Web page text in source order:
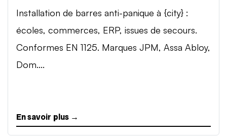
Installation de barres anti-panique à {city} :
écoles, commerces, ERP, issues de secours.
Conformes EN 1125. Marques JPM, Assa Abloy,
Dom....
En savoir plus →